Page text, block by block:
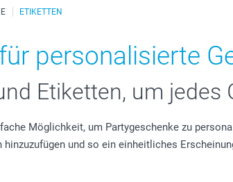
ETIKETTEN
personalisierte
Etiketten, um
Möglichkeit, um Partygeschenke zu
und so ein einheitliches